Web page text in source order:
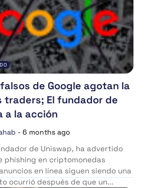
de Google agotan la
traders; El fundador de
a la acción
- 6 months ago
de Uniswap, ha advertido
phishing en criptomonedas
en línea siguen siendo una
ocurrió después de que un...